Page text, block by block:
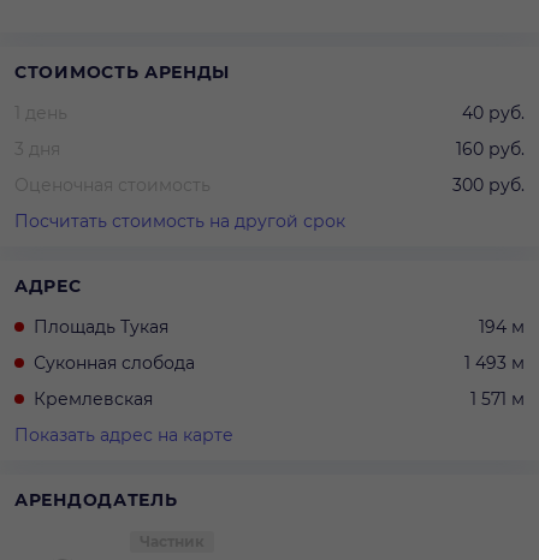
СТОИМОСТЬ АРЕНДЫ
1 день
40 руб.
3 дня
160 руб.
Оценочная стоимость
300 руб.
Посчитать стоимость на другой срок
АДРЕС
Площадь Тукая
194 м
Суконная слобода
1 493 м
Кремлевская
1 571 м
Показать адрес на карте
АРЕНДОДАТЕЛЬ